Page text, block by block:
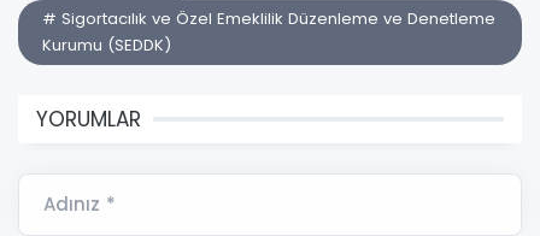
# Sigortacılık ve Özel Emeklilik Düzenleme ve Denetleme
Kurumu (SEDDK)
YORUMLAR
Adınız *